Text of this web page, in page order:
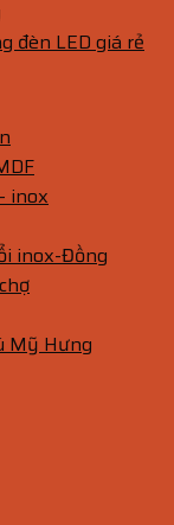
đèn LED giá rẻ
inox
inox-Đồng
Mỹ Hưng